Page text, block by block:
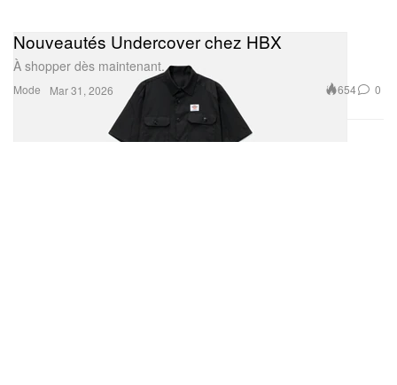
Mode
Nouveautés Undercover chez HBX
À shopper dès maintenant.
Mar 31, 2026 654 0